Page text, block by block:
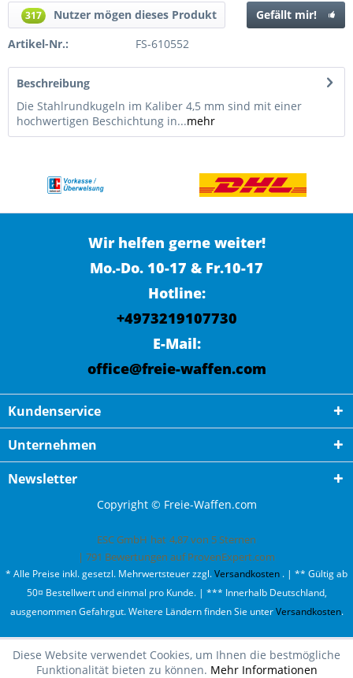
317 Nutzer mögen dieses Produkt
Gefällt mir!
Artikel-Nr.:
FS-610552
Beschreibung
Die Stahlrundkugeln im Kaliber 4,5 mm sind mit einer
hochwertigen Beschichtung in...mehr
Wir helfen gerne weiter!
Mo.-Do. 10-17 & Fr.10-17
Hotline:
+4973219107730
E-Mail:
office@freie-waffen.com
Kundenservice
Unternehmen
Newsletter
Copyright © Freie-Waffen.com
ESC GmbH hat 4,87von 5Sternen
| 791 Bewertungen auf ProvenExpert.com
* Alle Preise inkl. gesetzl. Mehrwertsteuer zzgl.Versandkosten . | ** Gültig ab
50¤ Bestellwert und einmal pro Kunde. | *** Innerhalb Deutschland,
ausgenommen Gefahrgut. Weitere Ländern finden Sie unterVersandkosten.
Diese Website verwendet Cookies, um Ihnen die bestmögliche
Funktionalität bieten zu können. Mehr Informationen